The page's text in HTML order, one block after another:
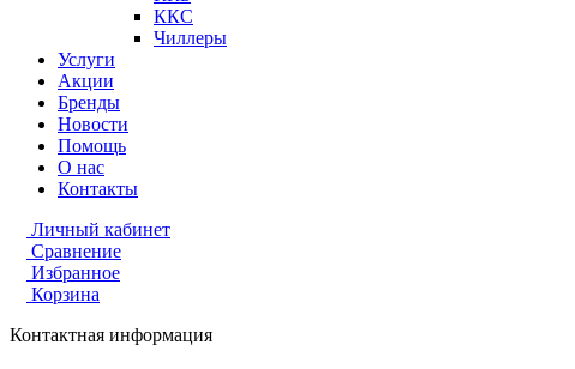
ККС
Чиллеры
Услуги
Акции
Бренды
Новости
Помощь
О нас
Контакты
Личный кабинет
Сравнение
Избранное
Корзина
Контактная информация